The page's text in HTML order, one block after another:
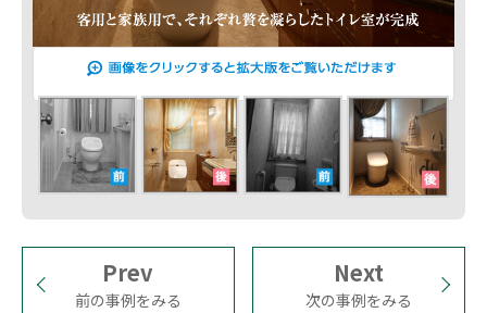
Prev
前の事例をみる
Next
次の事例をみる